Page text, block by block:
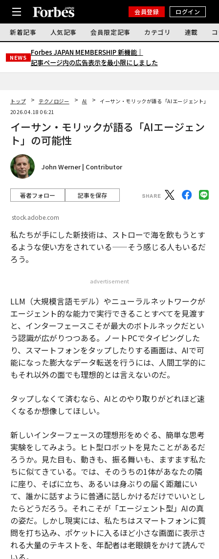
会員登録 ログイン
新着記事 人気記事 会員限定記事 カテゴリ 連載
NEWS
Forbes JAPAN MEMBERSHIP 新機能｜
記事ページ内の広告表示を最小限にしました
トップ テクノロジー AI
イーサン・モリックが語る「AIエージェント」の
2026.04.18 06:21
イーサン・モリックが語る「AIエージェン
ト」の可能性
John Werner | Contributor
著者フォロー 記事を保存
stock.adobe.com
私たちが手にした新技術は、ストローで海を飲もうとす
るような使い方をされている——そう感じる人もいるだ
ろう。
advertisement
LLM（大規模言語モデル）やニューラルネットワークが
エージェント的な能力で実行できることすべてを見渡す
と、インターフェースこそが最大のボトルネックだとい
う認識が広がりつつある。ノートPCでタイピングした
り、スマートフォンをタップしたりする画面は、AIで可
能になった膨大なデータ転送を行うには、人間工学的に
もそれ以外の面でも理想的とは言えないのだ。
タップしなくて済むなら、AIとのやり取りがどれほど速
くなるか想像してほしい。
新しいインターフェースの理想形をめぐる、簡単な思考
実験をしてみよう。ヒト型ロボットを見たことがあるだ
ろうか。見た目も、動きも、振る舞いも、ますます私た
ちに似てきている。では、そのうちの1体があなたの隣
に座り、そばに立ち、あるいは身ぶりの届く距離にい
て、誰かに話すように普通に話しかけるだけでいいとし
たらどうだろう。それこそが「エージェント型」AIの真
の姿だ。しかし現実には、私たちはスマートフォンに質
問を打ち込み、ポケットに入るほど小さな画面に表示さ
れる大量のテキストを、年配者は老眼鏡をかけて読んで